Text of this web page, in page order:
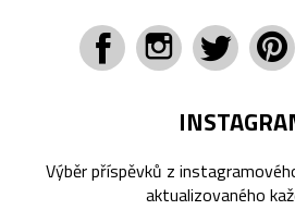
Výběr příspěvků z
aktualizovaného